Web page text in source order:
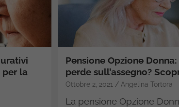
per la
Pensione Opzione
perde sull’assegno?
Ottobre 2, 2021 Angelina Tortora
La pensione Opzione